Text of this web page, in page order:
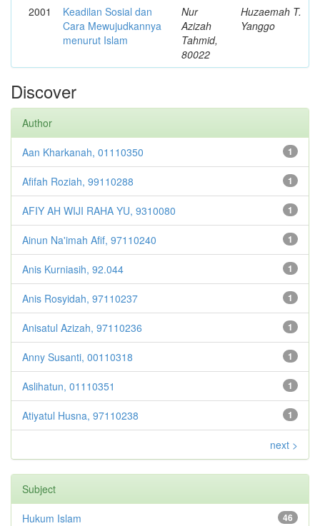
2001
Keadilan Sosial dan
Cara Mewujudkannya
menurut Islam
Nur
Azizah
Tahmid,
80022
Huzaemah T.
Yanggo
Discover
Author
1
Aan Kharkanah, 01110350
1
Afifah Roziah, 99110288
1
AFIY AH WIJI RAHA YU, 9310080
1
Ainun Na'imah Afif, 97110240
1
Anis Kurniasih, 92.044
1
Anis Rosyidah, 97110237
1
Anisatul Azizah, 97110236
1
Anny Susanti, 00110318
1
Aslihatun, 01110351
1
Atiyatul Husna, 97110238
next >
Subject
46
Hukum Islam